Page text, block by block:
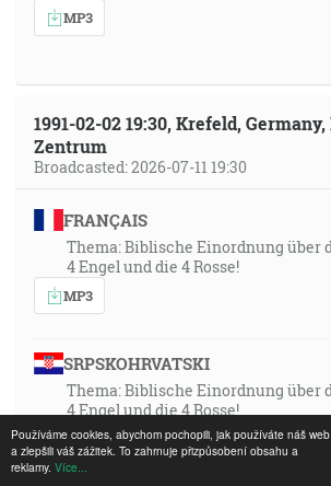
Používáme cookies, abychom pochopili, jak používáte náš web
a zlepšili váš zážitek. To zahrnuje přizpůsobení obsahu a
reklamy. Více...
MP3
1991-02-02 19:30, Krefeld,
Zentrum
Broadcasted: 2026-07-11 19:30
FRANÇAIS
Thema: Biblische Einordnung über
4 Engel und die 4 Rosse!
MP3
SRPSKOHRVATSKI
Thema: Biblische Einordnung über
4 Engel und die 4 Rosse!
MP3